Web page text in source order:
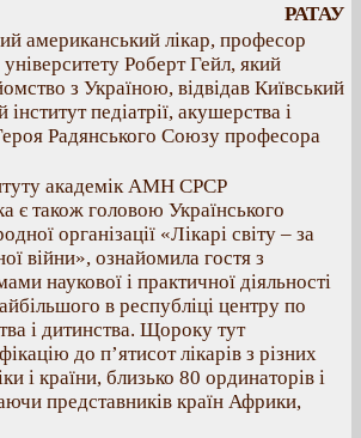
РАТАУ
американський лікар, професор
Роберт Гейл, який
з Україною, відвідав Київський
педіатрії, акушерства і
Героя Радянського Союзу професора
академік АМН СРСР
є також головою Українського
організації «Лікарі світу – за
війни», ознайомила гостя з
наукової і практичної діяльності
в республіці центру по
і дитинства. Щороку тут
до п’ятисот лікарів з різних
і країни, близько 80 ординаторів і
представників країн Африки,